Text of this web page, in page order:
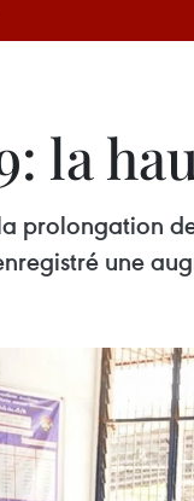
la
prolongation
une